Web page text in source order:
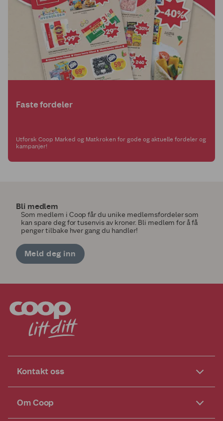
Faste fordeler
Utforsk Coop Marked og Matkroken for gode og aktuelle fordeler og
kampanjer!
Bli medlem
Som medlem i Coop får du unike medlemsfordeler som
kan spare deg for tusenvis av kroner. Bli medlem for å få
penger tilbake hver gang du handler!
Meld deg inn
Kontakt oss
Om Coop